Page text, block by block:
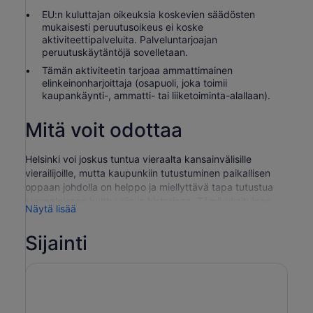
EU:n kuluttajan oikeuksia koskevien säädösten
mukaisesti peruutusoikeus ei koske
aktiviteettipalveluita. Palveluntarjoajan
peruutuskäytäntöjä sovelletaan.
Tämän aktiviteetin tarjoaa ammattimainen
elinkeinonharjoittaja (osapuoli, joka toimii
kaupankäynti-, ammatti- tai liiketoiminta-alallaan).
Mitä voit odottaa
Helsinki voi joskus tuntua vieraalta kansainvälisille
vierailijoille, mutta kaupunkiin tutustuminen paikallisen
oppaan johdolla on helppo ja miellyttävä tapa tutustua
kävelykierros tarjoaa henkilökohtaisen
kaupunginosien, muistomerkkien ja kulttuurialueiden läpi,
ja kaikki opastuspalvelut sisältyvät hintaan. Huomaathan,
Näytä lisää
Sijainti